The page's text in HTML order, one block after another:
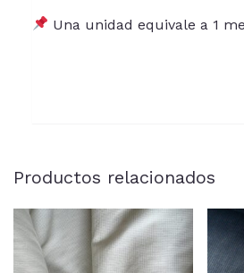
Una unidad equivale a 1
Productos relacionados